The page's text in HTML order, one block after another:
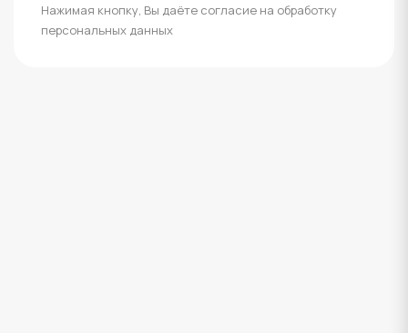
Нажимая кнопку, Вы даёте согласие на обработку
персональных данных